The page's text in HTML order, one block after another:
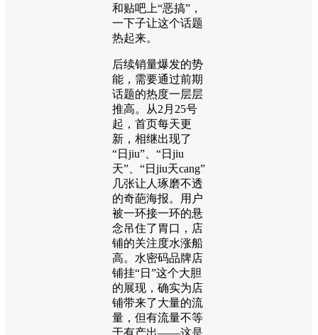
和贴吧上“恶搞”，
一下子让这个话题
热起来。
后续销量爆发的势
能，需要通过前期
话题的热度一层层
推高。从2月25号
起，首页每天更
新，相继出现了
“日jiu”、“日jiu
天”、“日jiu天cang”
几张让人琢磨不透
的奇葩海报。用户
被一环接一环的悬
念吊住了胃口，店
铺的关注度水涨船
高。 水密码品牌店
铺挂“日”这个大胆
的展现，确实为店
铺带来了大量的流
量，但有流量不等
于有产出——这是